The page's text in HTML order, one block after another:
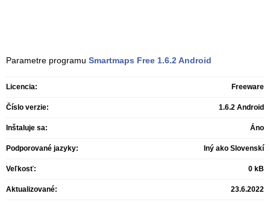
Parametre programu Smartmaps Free 1.6.2 Android
Licencia: Freeware
Číslo verzie: 1.6.2 Android
Inštaluje sa: Áno
Podporované jazyky: Iný ako Slovenskí
Veľkosť: 0 kB
Aktualizované: 23.6.2022